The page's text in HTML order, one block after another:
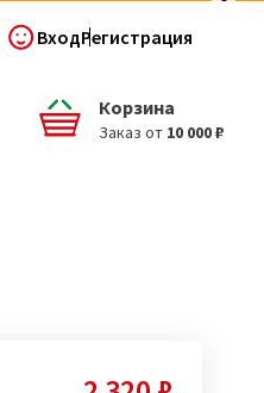
ВходРегистрация
Корзина
Заказ от 10 000 ₽